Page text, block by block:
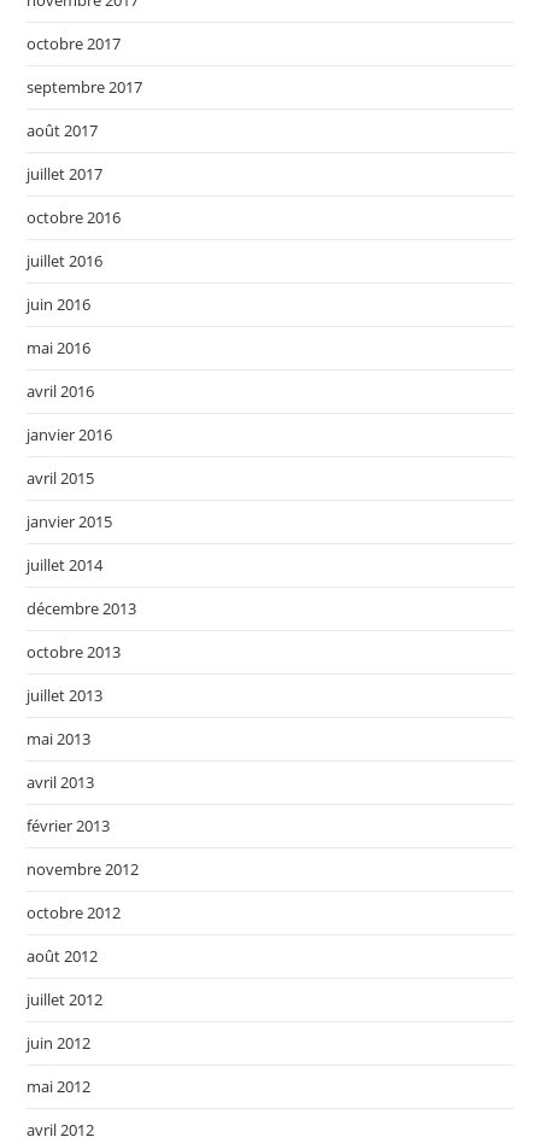
octobre 2017
septembre 2017
août 2017
juillet 2017
octobre 2016
juillet 2016
juin 2016
mai 2016
avril 2016
janvier 2016
avril 2015
janvier 2015
juillet 2014
décembre 2013
octobre 2013
juillet 2013
mai 2013
avril 2013
février 2013
novembre 2012
octobre 2012
août 2012
juillet 2012
juin 2012
mai 2012
avril 2012